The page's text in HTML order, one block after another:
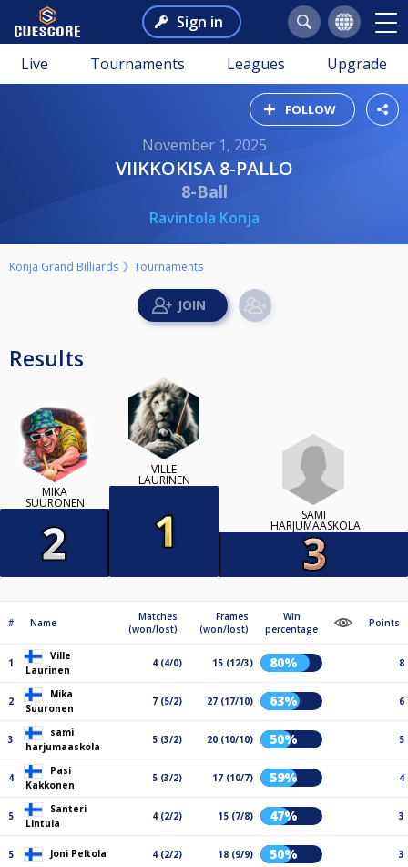
Sign in
Live Tournaments Leagues Upgrade
FOLLOW
November 1, 2025
VIIKKOKISA 8-PALLO
8-Ball
Ravintola Konja
Konja Grand Billiards Tournaments
Results
MIKA
SUURONEN
VILLE
LAURINEN
SAMI
HARJUMAASKOLA
# Name
Matches
(won/lost)
Frames
(won/lost)
Win
percentage
Points
1
Ville
Laurinen
4 (4/0) 15 (12/3) 80% 8
2
Mika
Suuronen
7 (5/2) 27 (17/10) 63% 6
3
sami
harjumaaskola
5 (3/2) 20 (10/10) 50% 5
4
Pasi
Kakkonen
5 (3/2) 17 (10/7) 59% 4
5
Santeri
Lintula
4 (2/2) 15 (7/8) 47% 3
5 Joni Peltola 4 (2/2) 18 (9/9) 50% 3